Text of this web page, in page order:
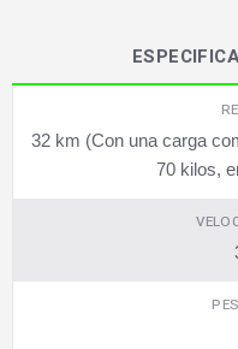
32 km (Con una carga
70 kilos,